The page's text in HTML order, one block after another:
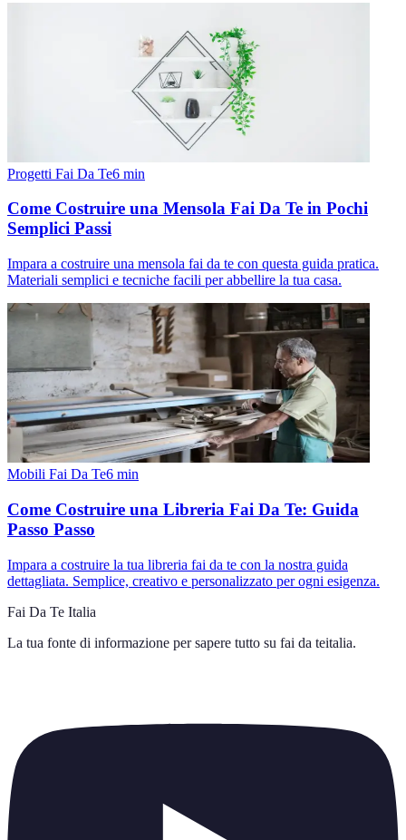
Progetti Fai Da Te6 min
Come Costruire una Mensola Fai Da Te in Pochi
Semplici Passi
Impara a costruire una mensola fai da te con questa guida pratica.
Materiali semplici e tecniche facili per abbellire la tua casa.
Mobili Fai Da Te6 min
Come Costruire una Libreria Fai Da Te: Guida
Passo Passo
Impara a costruire la tua libreria fai da te con la nostra guida
dettagliata. Semplice, creativo e personalizzato per ogni esigenza.
Fai Da Te Italia
La tua fonte di informazione per sapere tutto su fai da teitalia.